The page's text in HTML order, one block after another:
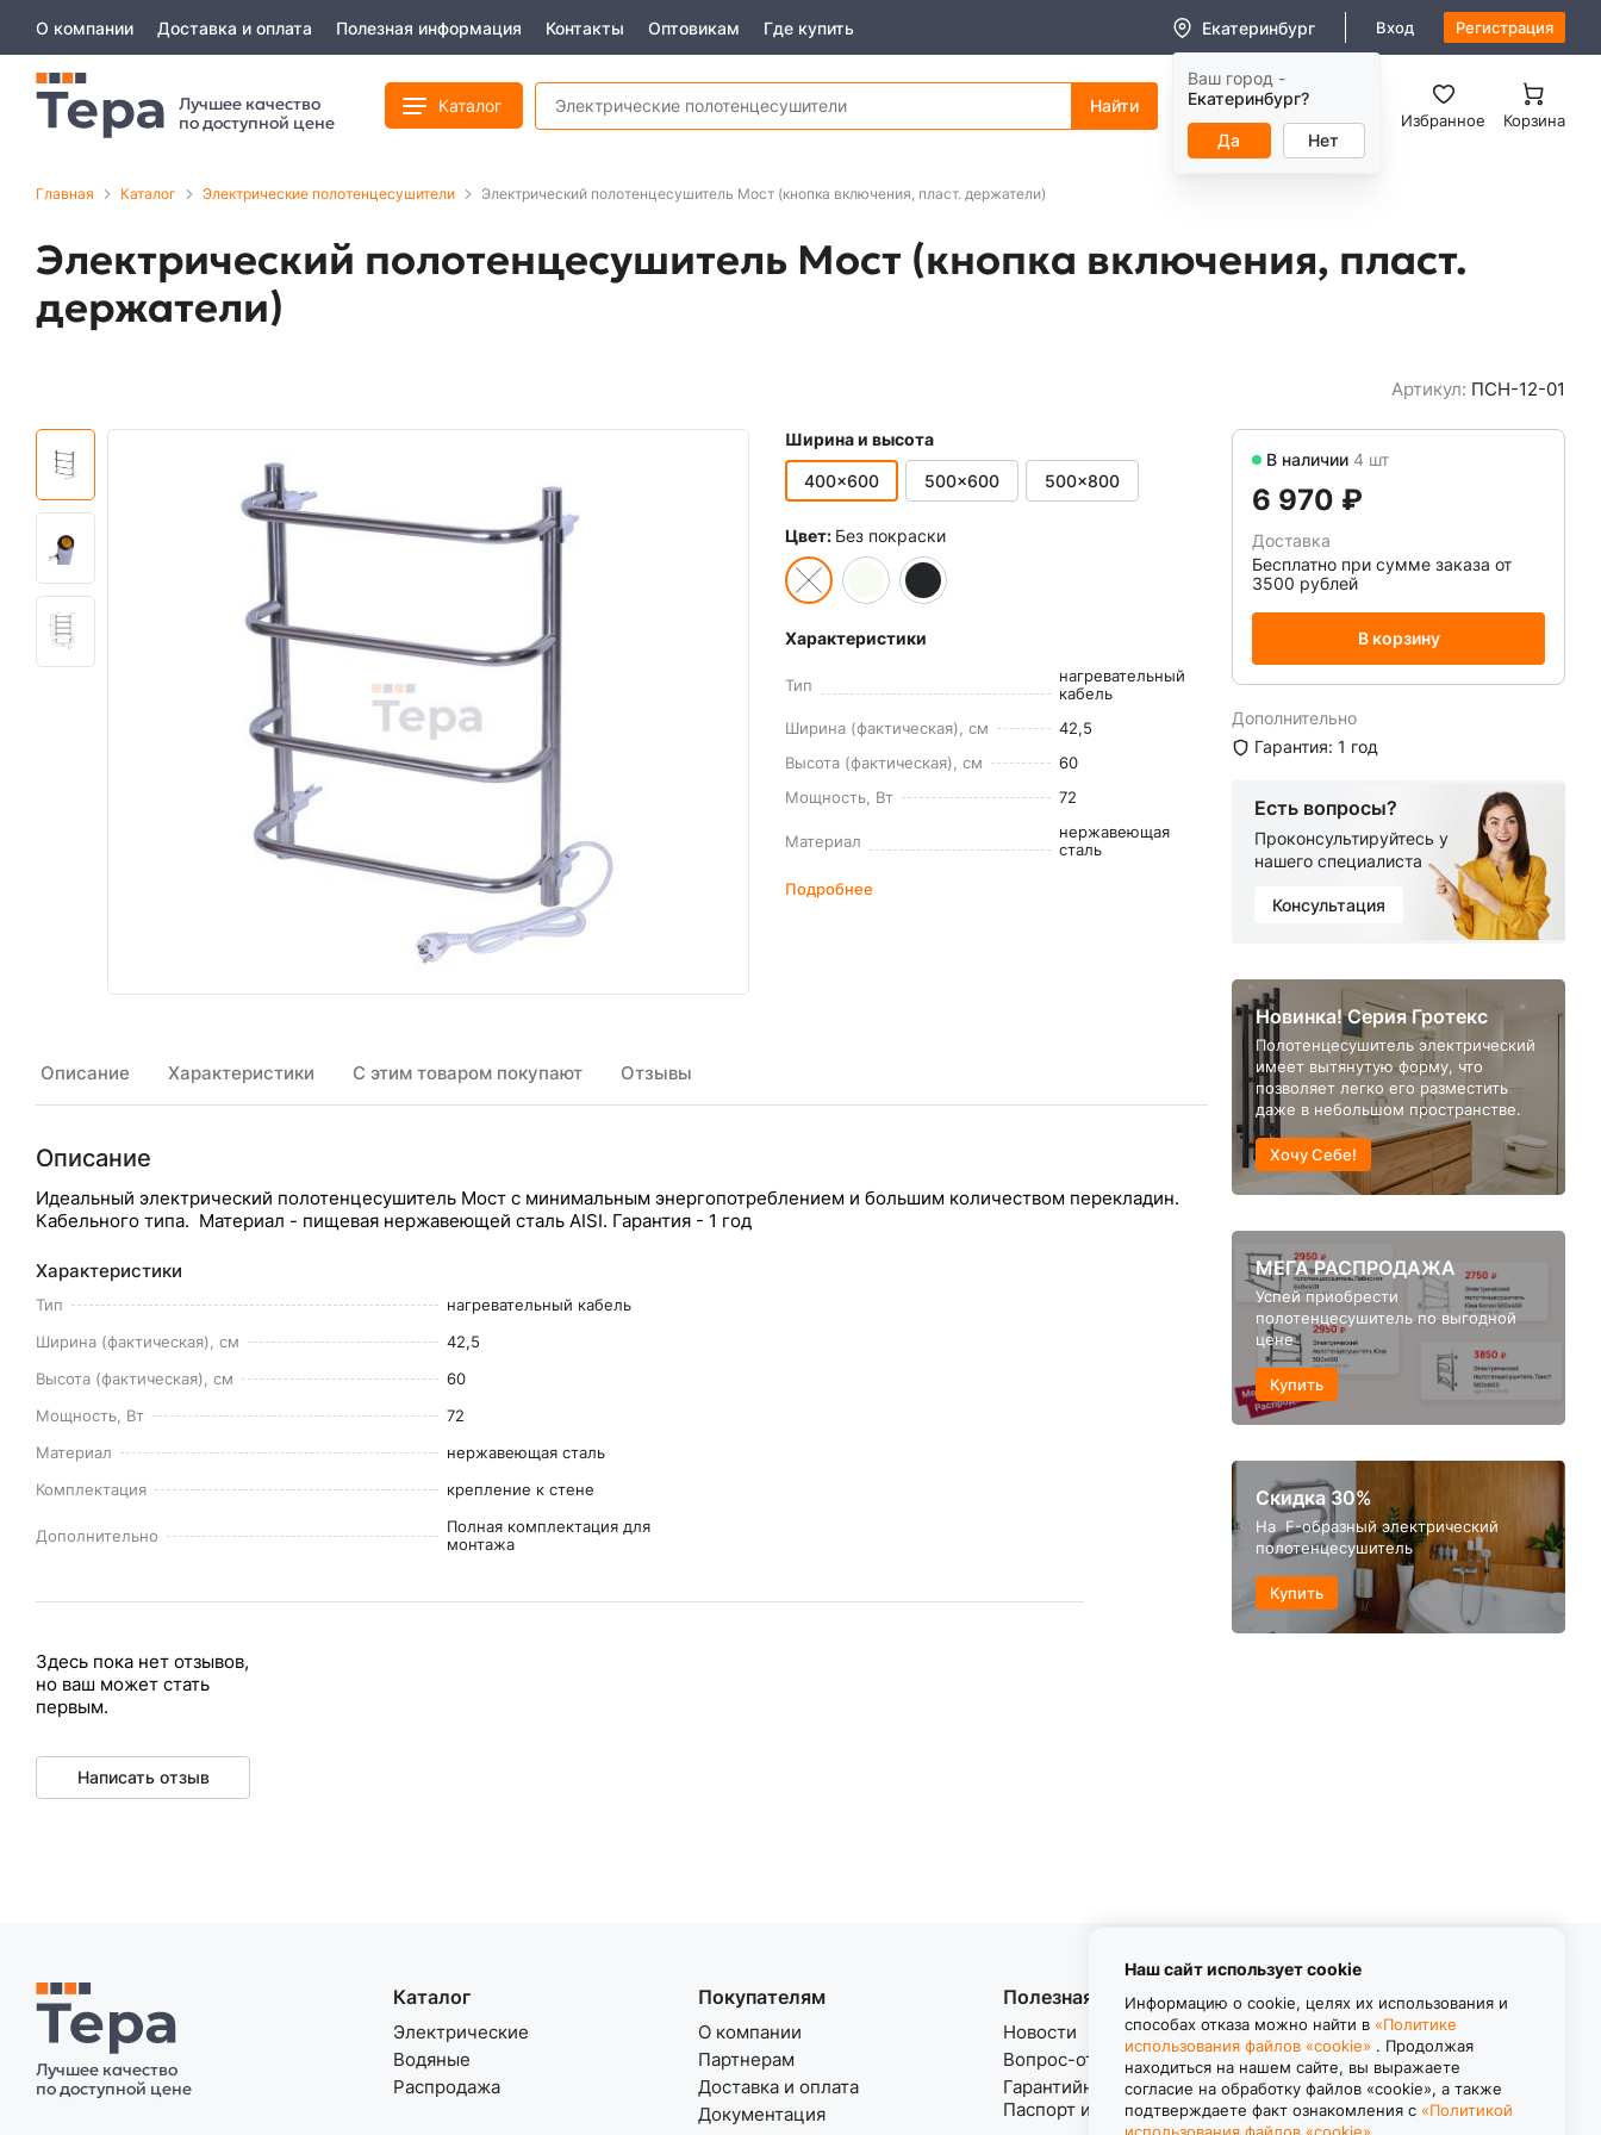
О компании Доставка и оплата Полезная информация Контакты Оптовикам Где купить Екатеринбург
Ваш город -
Екатеринбург?
Да Нет
Вход Регистрация
Лучшее качество
по доступной цене
Каталог 8 (800) 550-11-38
Заказать звонок Избранное Корзина
Главная Каталог Электрические полотенцесушители Электрический полотенцесушитель Мост (кнопка включения, пласт. держатели)
Электрический полотенцесушитель Мост (кнопка включения, пласт.
держатели)
Артикул: ПСН-12-01
Ширина и высота
400x600 500x600 500x800
Цвет: Без покраски
Характеристики
Тип
нагревательный
кабель
Ширина (фактическая), см
42,5
Высота (фактическая), см
60
Мощность, Вт
72
Материал
нержавеющая
сталь
Подробнее
Описание Характеристики С этим товаром покупают Отзывы
Описание
Идеальный электрический полотенцесушитель Мост с минимальным энергопотреблением и большим количеством перекладин.
Кабельного типа. Материал - пищевая нержавеющей сталь AISI. Гарантия - 1 год
Характеристики
Тип
нагревательный кабель
Ширина (фактическая), см
42,5
Высота (фактическая), см
60
Мощность, Вт
72
Материал
нержавеющая сталь
Комплектация
крепление к стене
Дополнительно
Полная комплектация для
монтажа
Здесь пока нет отзывов,
но ваш может стать
первым.
Написать отзыв
В наличии 4 шт
6 970 ₽
Доставка
Бесплатно при сумме заказа от
3500 рублей
В корзину
Дополнительно
Гарантия: 1 год
Есть вопросы?
Проконсультируйтесь у
нашего специалиста
Консультация
Новинка! Серия Гротекс
Полотенцесушитель электрический
имеет вытянутую форму, что
позволяет легко его разместить
даже в небольшом пространстве.
Хочу Себе!
МЕГА РАСПРОДАЖА
Успей приобрести
полотенцесушитель по выгодной
цене
Купить
Скидка 30%
На F-образный электрический
полотенцесушитель
Купить
Лучшее качество
по доступной цене
Каталог
Электрические
Водяные
Распродажа
Покупателям
О компании
Партнерам
Доставка и оплата
Документация
Полезная информация
Новости
Вопрос-ответ
Гарантийные обязательства.
Паспорт изделия.
Контакты
8 (800) 550-11-38
Звонок бесплатный
пн-пт с 8.00 до 17.00
Наш сайт использует cookie
Информацию о cookie, целях их использования и
способах отказа можно найти в «Политике
использования файлов «cookie» . Продолжая
находиться на нашем сайте, вы выражаете
согласие на обработку файлов «cookie», а также
подтверждаете факт ознакомления с «Политикой